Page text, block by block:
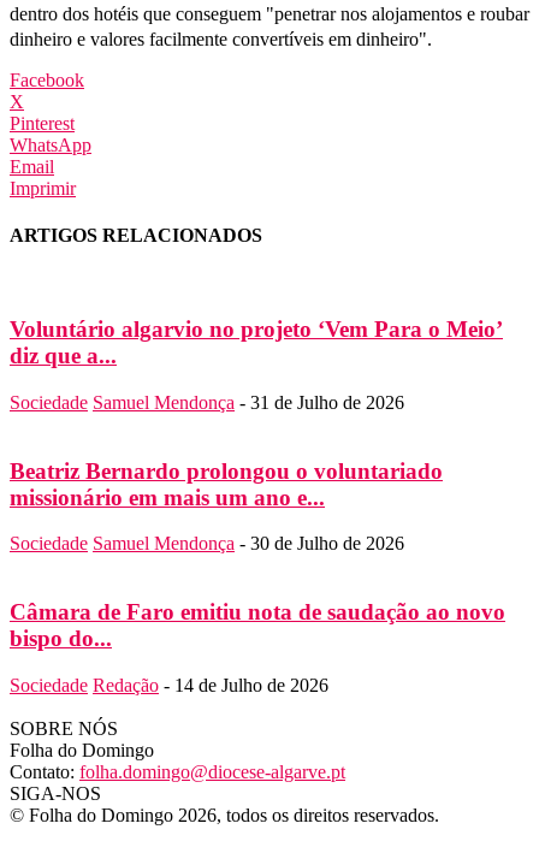
dentro dos hotéis que conseguem "penetrar nos alojamentos e roubar
dinheiro e valores facilmente convertíveis em dinheiro".
Facebook
X
Pinterest
WhatsApp
Email
Imprimir
ARTIGOS RELACIONADOS
Voluntário algarvio no projeto ‘Vem Para o Meio’
diz que a...
Sociedade Samuel Mendonça - 31 de Julho de 2026
Beatriz Bernardo prolongou o voluntariado
missionário em mais um ano e...
Sociedade Samuel Mendonça - 30 de Julho de 2026
Câmara de Faro emitiu nota de saudação ao novo
bispo do...
Sociedade Redação - 14 de Julho de 2026
SOBRE NÓS
Folha do Domingo
Contato: folha.domingo@diocese-algarve.pt
SIGA-NOS
© Folha do Domingo 2026, todos os direitos reservados.